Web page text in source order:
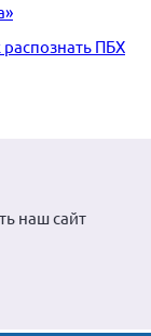
распознать ПБХ
наш сайт